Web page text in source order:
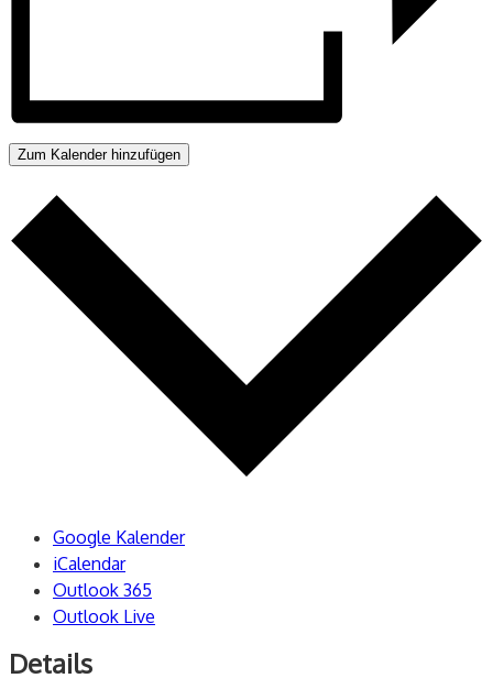
Zum Kalender hinzufügen
Google Kalender
iCalendar
Outlook 365
Outlook Live
Details